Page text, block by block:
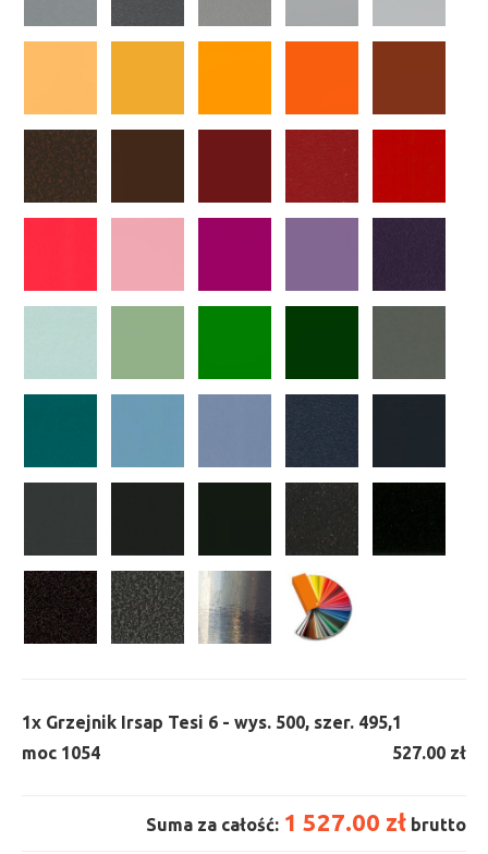
1x Grzejnik Irsap Tesi 6 - wys. 500, szer. 495,
moc 1054
1
527.00 zł
Suma za całość: 1 527.00 zł brutto